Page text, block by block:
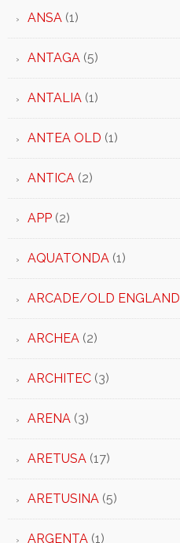
ANSA(1)
ANTAGA(5)
ANTALIA(1)
ANTEA OLD (1)
ANTICA(2)
APP(2)
AQUATONDA(1)
ARCADE/OLD ENGLAND
ARCHEA(2)
ARCHITEC(3)
ARENA(3)
ARETUSA(17)
ARETUSINA(5)
ARGENTA(1)